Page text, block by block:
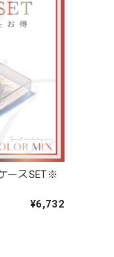
ースSET※
¥6,732